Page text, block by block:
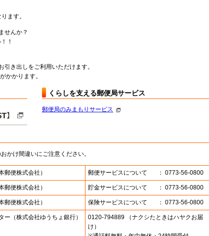
ます。
せんか？
！
き出しをご利用いただけます。
かかります。
くらしを支える郵便局サービス
郵便局のみまもりサービス
かけ間違いにご注意ください。
郵便株式会社） 郵便サービスについて ： 0773-56-0800
郵便株式会社） 貯金サービスについて ： 0773-56-0800
郵便株式会社） 保険サービスについて ： 0773-56-0800
ー （株式会社ゆうちょ銀行）
0120-794889 （ナクシたときはハヤクお届
け）